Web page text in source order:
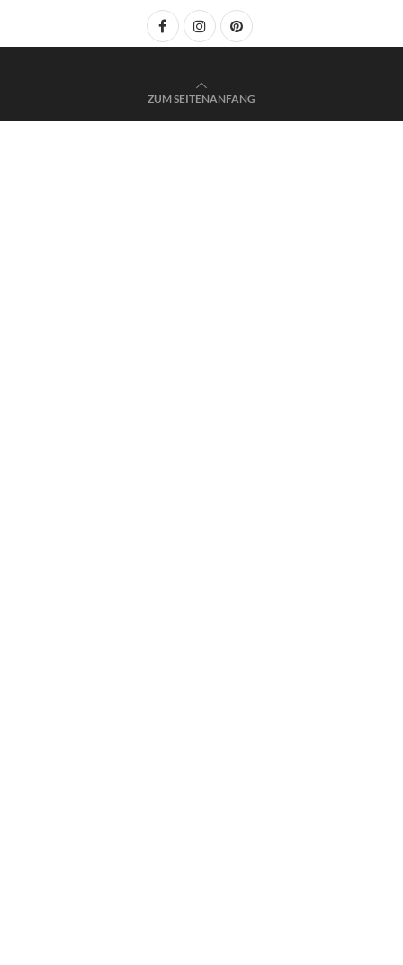
ZUM SEITENANFANG